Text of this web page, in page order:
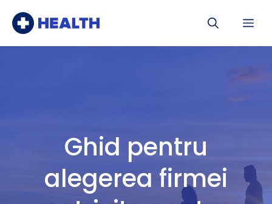
Ghid pentru
alegerea firmei